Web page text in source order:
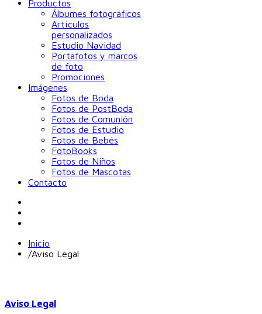
Productos
Álbumes fotográficos
Artículos
personalizados
Estudio Navidad
Portafotos y marcos
de foto
Promociones
Imágenes
Fotos de Boda
Fotos de PostBoda
Fotos de Comunión
Fotos de Estudio
Fotos de Bebés
FotoBooks
Fotos de Niños
Fotos de Mascotas
Contacto
Inicio
/Aviso Legal
Aviso Legal